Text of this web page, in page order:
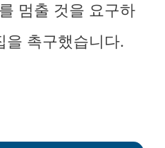
멈출 것을 요구하
을 촉구했습니다.